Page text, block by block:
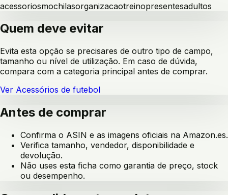
acessoriosmochilasorganizacaotreinopresentesadultos
Quem deve evitar
Evita esta opção se precisares de outro tipo de campo,
tamanho ou nível de utilização. Em caso de dúvida,
compara com a categoria principal antes de comprar.
Ver Acessórios de futebol
Antes de comprar
Confirma o ASIN e as imagens oficiais na Amazon.es.
Verifica tamanho, vendedor, disponibilidade e
devolução.
Não uses esta ficha como garantia de preço, stock
ou desempenho.